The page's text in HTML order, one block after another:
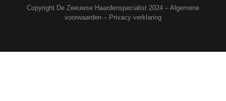
Copyright De Zeeuwse Haardenspecialist 2024 – Algemene
voorwaarden – Privacy verklaring